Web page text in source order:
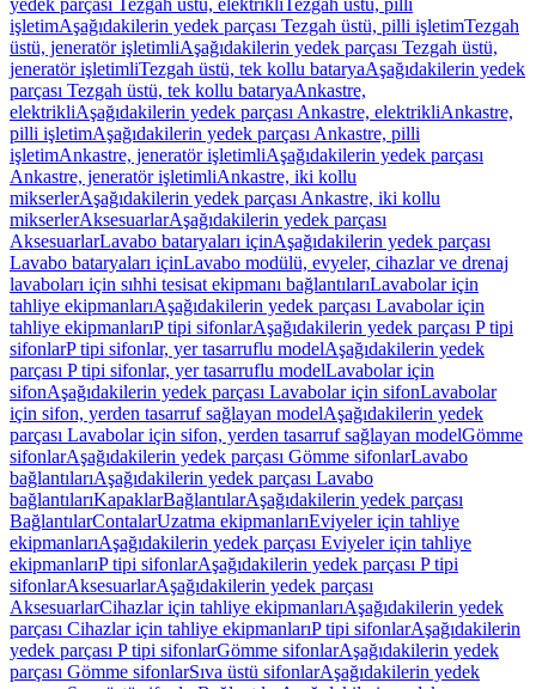
yedek parçası Tezgah üstü, elektrikli Tezgah üstü, pilli
işletimAşağıdakilerin yedek parçası Tezgah üstü, pilli işletimTezgah
üstü, jeneratör işletimliAşağıdakilerin yedek parçası Tezgah üstü,
jeneratör işletimliTezgah üstü, tek kollu bataryaAşağıdakilerin yedek
parçası Tezgah üstü, tek kollu bataryaAnkastre,
elektrikliAşağıdakilerin yedek parçası Ankastre, elektrikliAnkastre,
pilli işletimAşağıdakilerin yedek parçası Ankastre, pilli
işletimAnkastre, jeneratör işletimliAşağıdakilerin yedek parçası
Ankastre, jeneratör işletimliAnkastre, iki kollu
mikserlerAşağıdakilerin yedek parçası Ankastre, iki kollu
mikserlerAksesuarlarAşağıdakilerin yedek parçası
AksesuarlarLavabo bataryaları içinAşağıdakilerin yedek parçası
Lavabo bataryaları içinLavabo modülü, evyeler, cihazlar ve drenaj
lavaboları için sıhhi tesisat ekipmanı bağlantılarıLavabolar için
tahliye ekipmanlarıAşağıdakilerin yedek parçası Lavabolar için
tahliye ekipmanlarıP tipi sifonlarAşağıdakilerin yedek parçası P tipi
sifonlarP tipi sifonlar, yer tasarruflu modelAşağıdakilerin yedek
parçası P tipi sifonlar, yer tasarruflu modelLavabolar için
sifonAşağıdakilerin yedek parçası Lavabolar için sifonLavabolar
için sifon, yerden tasarruf sağlayan modelAşağıdakilerin yedek
parçası Lavabolar için sifon, yerden tasarruf sağlayan modelGömme
sifonlarAşağıdakilerin yedek parçası Gömme sifonlarLavabo
bağlantılarıAşağıdakilerin yedek parçası Lavabo
bağlantılarıKapaklarBağlantılarAşağıdakilerin yedek parçası
BağlantılarContalarUzatma ekipmanlarıEviyeler için tahliye
ekipmanlarıAşağıdakilerin yedek parçası Eviyeler için tahliye
ekipmanlarıP tipi sifonlarAşağıdakilerin yedek parçası P tipi
sifonlarAksesuarlarAşağıdakilerin yedek parçası
AksesuarlarCihazlar için tahliye ekipmanlarıAşağıdakilerin yedek
parçası Cihazlar için tahliye ekipmanlarıP tipi sifonlarAşağıdakilerin
yedek parçası P tipi sifonlarGömme sifonlarAşağıdakilerin yedek
parçası Gömme sifonlarSıva üstü sifonlarAşağıdakilerin yedek